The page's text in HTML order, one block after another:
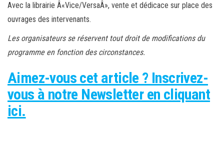
Avec la librairie Â«Vice/VersaÂ», vente et dédicace sur place des
ouvrages des intervenants.
Les organisateurs se réservent tout droit de modifications du
programme en fonction des circonstances.
Aimez-vous cet article ? Inscrivez-
vous à notre Newsletter en cliquant
ici.